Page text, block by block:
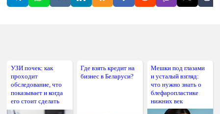
УЗИ почек: как
проходит
обследование, что
показывает и когда
его стоит сделать
Где взять кредит на
бизнес в Беларуси?
Мешки под глазами
и усталый взгляд:
что нужно знать о
блефаропластике
нижних век